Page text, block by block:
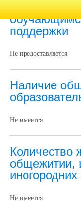
Наличие и
поддержки
Не предоставляется
Наличие
Не имеется
общежитии,
Не имеется